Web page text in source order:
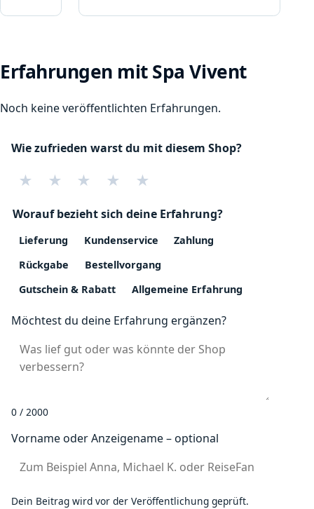
Erfahrungen mit Spa Vivent
Noch keine veröffentlichten Erfahrungen.
Wie zufrieden warst du mit diesem Shop?
★ ★ ★ ★ ★
Worauf bezieht sich deine Erfahrung?
Lieferung Kundenservice
Zahlung
Rückgabe
Bestellvorgang
Gutschein & Rabatt
Allgemeine Erfahrung
Möchtest du deine Erfahrung ergänzen?
0 / 2000
Vorname oder Anzeigename – optional
Dein Beitrag wird vor der Veröffentlichung geprüft.